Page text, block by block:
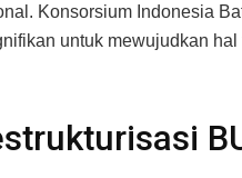
Konsorsium Indonesia
untuk mewujudkan hal